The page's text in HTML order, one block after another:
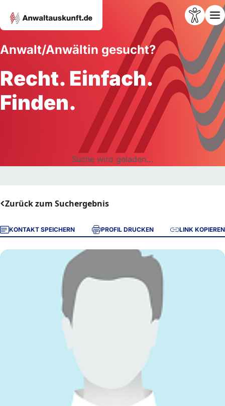
Anwalt/Anwältin gesucht?
Recht. Einfach.
Finden.
Suche wird geladen...
Zurück zum Suchergebnis
KONTAKT SPEICHERN PROFIL DRUCKEN LINK KOPIEREN